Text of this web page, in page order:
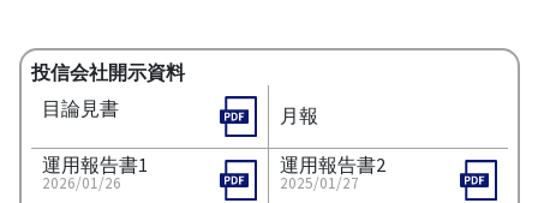
投信会社開示資料
目論見書
月報
運用報告書1
2026/01/26
運用報告書2
2025/01/27